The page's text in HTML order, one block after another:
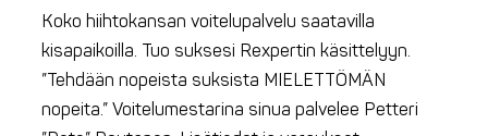
Koko hiihtokansan voitelupalvelu saatavilla
kisapaikoilla. Tuo suksesi Rexpertin käsittelyyn.
”Tehdään nopeista suksista MIELETTÖMÄN
nopeita.” Voitelumestarina sinua palvelee Petteri